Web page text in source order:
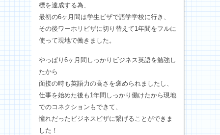
標を達成する為、
最初の6ヶ月間は学生ビザで語学学校に行き、
その後ワーホリビザに切り替えて1年間をフルに
使って現地で働きました。
やっぱり6ヶ月間しっかりビジネス英語を勉強し
たから
面接の時も英語力の高さを褒められましたし、
仕事を始めた後も1年間しっかり働けたから現地
でのコネクションもできて、
憧れだったビジネスビザに繋げることができま
した！